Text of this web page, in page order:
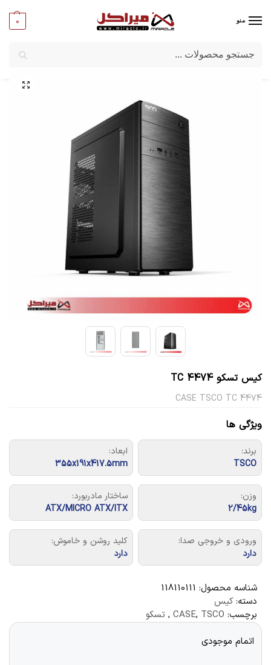
منو 0
میراکل/کامپیوتر/قطعات اصلی
کیس تسکو TC 4474
CASE TSCO TC 4474
ویژگی ها
برند:
TSCO
ابعاد:
355x191x417.5mm
وزن:
2/45kg
ساختار مادربورد:
ATX/MICRO ATX/ITX
ورودی و خروجی صدا:
دارد
کلید روشن و خاموش:
دارد
شناسه محصول: 118110111
دسته:کیس
برچسب:
CASE, TSCO
, تسکو
اتمام موجودی